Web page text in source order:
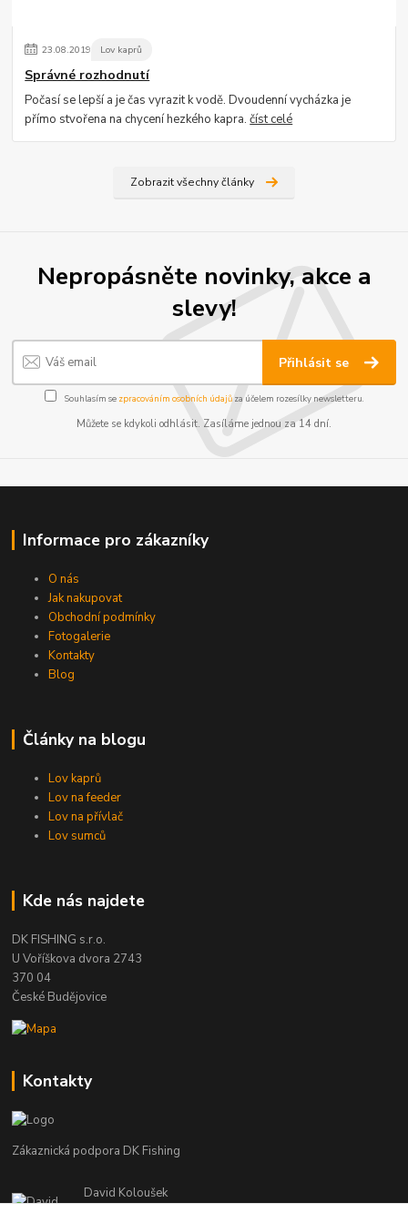
23.08.2019 Lov kaprů
Správné rozhodnutí
Počasí se lepší a je čas vyrazit k vodě. Dvoudenní vycházka je
přímo stvořena na chycení hezkého kapra.číst celé
Zobrazit všechny články
Nepropásněte novinky, akce a
slevy!
Přihlásit se
Souhlasím se zpracováním osobních údajůza účelem rozesílky newsletteru.
Můžete se kdykoli odhlásit. Zasíláme jednou za 14 dní.
Informace pro zákazníky
O nás
Jak nakupovat
Obchodní podmínky
Fotogalerie
Kontakty
Blog
Články na blogu
Lov kaprů
Lov na feeder
Lov na přívlač
Lov sumců
Kde nás najdete
DK FISHING s.r.o.
U Voříškova dvora 2743
370 04
České Budějovice
Kontakty
Zákaznická podpora DK Fishing
David Koloušek